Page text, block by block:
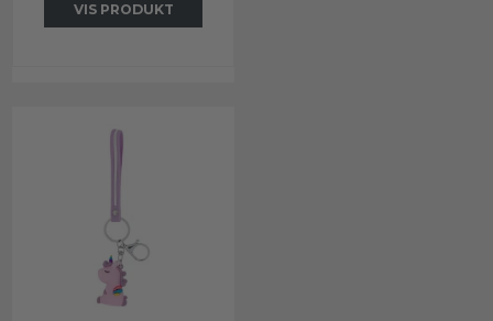
VIS PRODUKT